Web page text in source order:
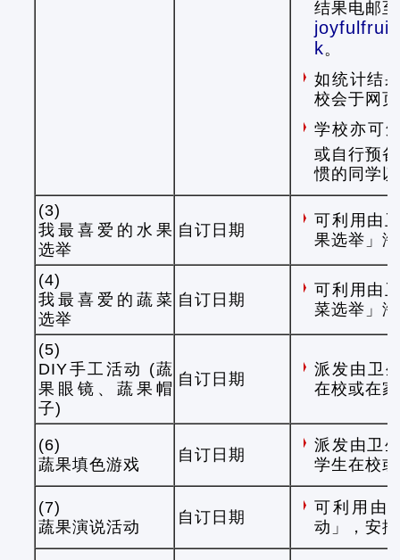
结果电邮至
k。
如统计结
校会于网
学校亦可
或自行预
惯的同学
(3)
我最喜爱的水果
选举
自订日期
可利用由
果选举」
(4)
我最喜爱的蔬菜
选举
自订日期
可利用由
菜选举」
(5)
DIY手工活动 (蔬
果眼镜、蔬果帽
子)
自订日期
派发由卫
在校或在
(6)
蔬果填色游戏
自订日期
派发由卫
学生在校
(7)
蔬果演说活动
自订日期
可利用由
动」，安